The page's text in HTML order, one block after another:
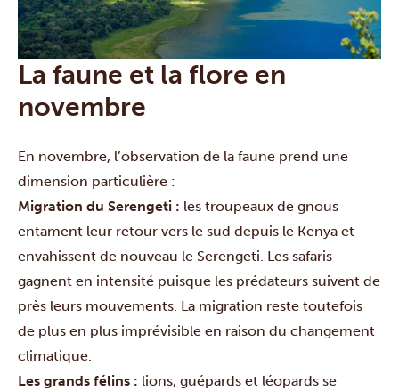
La faune et la flore en
novembre
En novembre, l’observation de la faune prend une
dimension particulière :
Migration du Serengeti : les troupeaux de gnous
entament leur retour vers le sud depuis le Kenya et
envahissent de nouveau le Serengeti. Les safaris
gagnent en intensité puisque les prédateurs suivent de
près leurs mouvements. La migration reste toutefois
de plus en plus imprévisible en raison du changement
climatique.
Les grands félins : lions, guépards et léopards se